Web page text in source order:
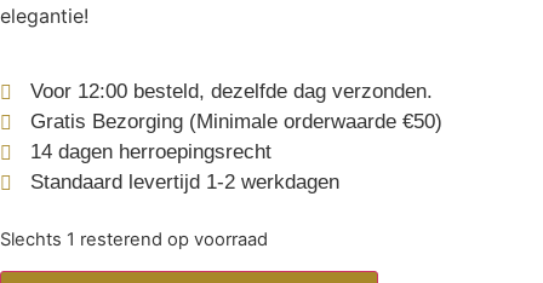
elegantie!
Voor 12:00 besteld, dezelfde dag verzonden.
Gratis Bezorging (Minimale orderwaarde €50)
14 dagen herroepingsrecht
Standaard levertijd 1-2 werkdagen
Slechts 1 resterend op voorraad